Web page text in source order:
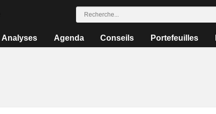
Analyses Agenda Conseils Portefeuilles